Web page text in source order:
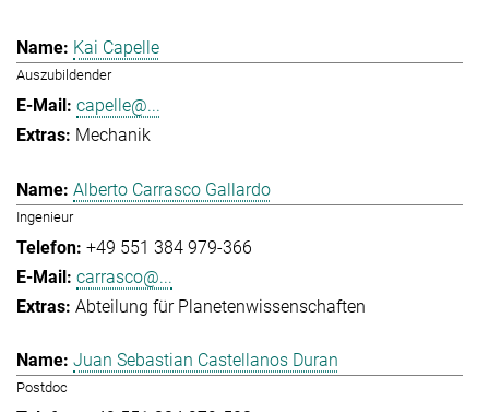
Kai Capelle
Auszubildender
capelle@...
Mechanik
Alberto Carrasco Gallardo
Ingenieur
+49 551 384 979-366
carrasco@...
Abteilung für Planetenwissenschaften
Juan Sebastian Castellanos Duran
Postdoc